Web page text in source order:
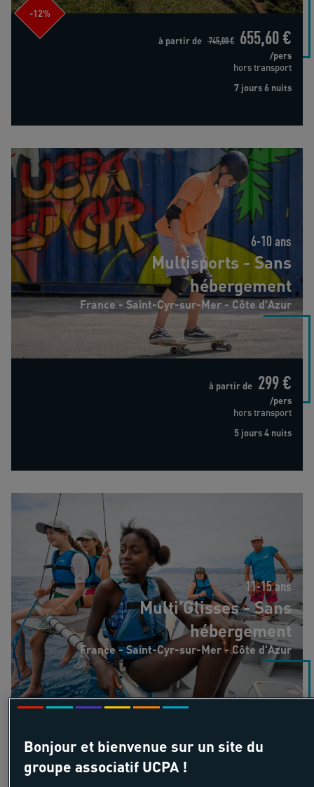
-12%
à partir de 745,00 € 655,60 €
/pers
hors transport
7 jours 6 nuits
Multisports - Sans hébergement
6-10 ans
Multisports - Sans
hébergement
France - Saint-Cyr-sur-Mer - Côte d'Azur
à partir de 299 €
/pers
hors transport
5 jours 4 nuits
Multi'Glisses - Sans hébergement
11-15 ans
Multi'Glisses - Sans
hébergement
France - Saint-Cyr-sur-Mer - Côte d'Azur
Bonjour et bienvenue sur un site du
groupe associatif UCPA !